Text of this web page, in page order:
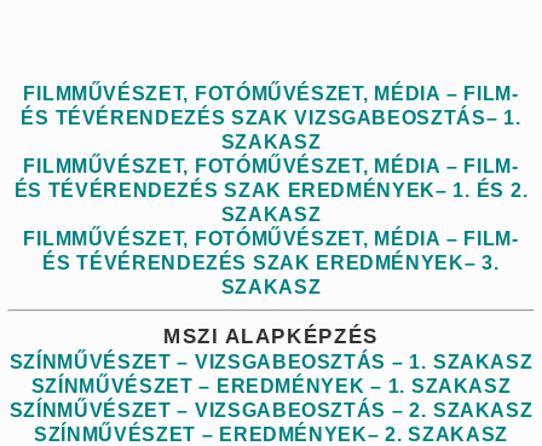
FILMMŰVÉSZET, FOTÓMŰVÉSZET, MÉDIA – FILM-
ÉS TÉVÉRENDEZÉS SZAK VIZSGABEOSZTÁS– 1.
SZAKASZ
FILMMŰVÉSZET, FOTÓMŰVÉSZET, MÉDIA – FILM-
ÉS TÉVÉRENDEZÉS SZAK EREDMÉNYEK– 1. ÉS 2.
SZAKASZ
FILMMŰVÉSZET, FOTÓMŰVÉSZET, MÉDIA – FILM-
ÉS TÉVÉRENDEZÉS SZAK EREDMÉNYEK– 3.
SZAKASZ
MSZI ALAPKÉPZÉS
SZÍNMŰVÉSZET – VIZSGABEOSZTÁS – 1. SZAKASZ
SZÍNMŰVÉSZET – EREDMÉNYEK – 1. SZAKASZ
SZÍNMŰVÉSZET – VIZSGABEOSZTÁS – 2. SZAKASZ
SZÍNMŰVÉSZET – EREDMÉNYEK– 2. SZAKASZ